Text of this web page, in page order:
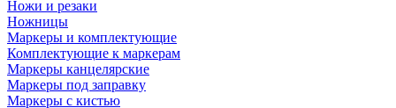
Ножи и резаки
Ножницы
Маркеры и комплектующие
Комплектующие к маркерам
Маркеры канцелярские
Маркеры под заправку
Маркеры с кистью